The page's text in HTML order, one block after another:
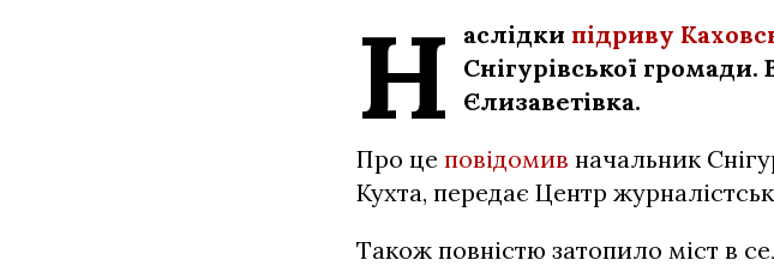
Н аслідки підриву
Снігурівської
Єлизаветівка.
Про це повідомив начальник
Кухта, передає Центр
Також повністю затопило міст в